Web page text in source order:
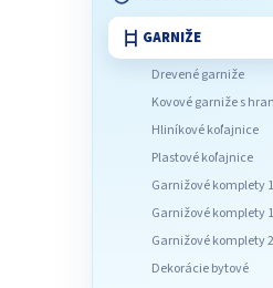
GARNIŽE
Drevené garniže
Kovové garniže s
Hliníkové koľajnice
Plastové koľajnice
Garnižové komplety
Garnižové komplety
Garnižové komplety
Dekorácie bytové